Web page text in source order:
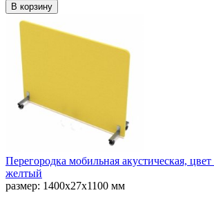
В корзину
Перегородка мобильная акустическая,
желтый
размер: 1400х27х1100 мм